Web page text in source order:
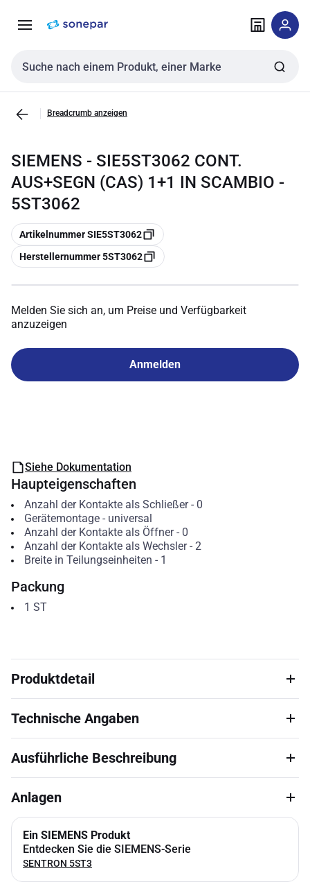
NavigationInhalt
Sucheingabe
Breadcrumb anzeigen
SIEMENS - SIE5ST3062 CONT.
AUS+SEGN (CAS) 1+1 IN SCAMBIO -
5ST3062
Kopieren
Artikelnummer SIE5ST3062
Kopieren
Herstellernummer 5ST3062
Melden Sie sich an, um Preise und Verfügbarkeit
anzuzeigen
Anmelden
Siehe Dokumentation
Haupteigenschaften
Anzahl der Kontakte als Schließer- 0
Gerätemontage- universal
Anzahl der Kontakte als Öffner- 0
Anzahl der Kontakte als Wechsler- 2
Breite in Teilungseinheiten - 1
Packung
1 ST
Produktdetail
Technische Angaben
Ausführliche Beschreibung
Anlagen
Ein SIEMENS Produkt
Entdecken Sie die SIEMENS-Serie
SENTRON 5ST3